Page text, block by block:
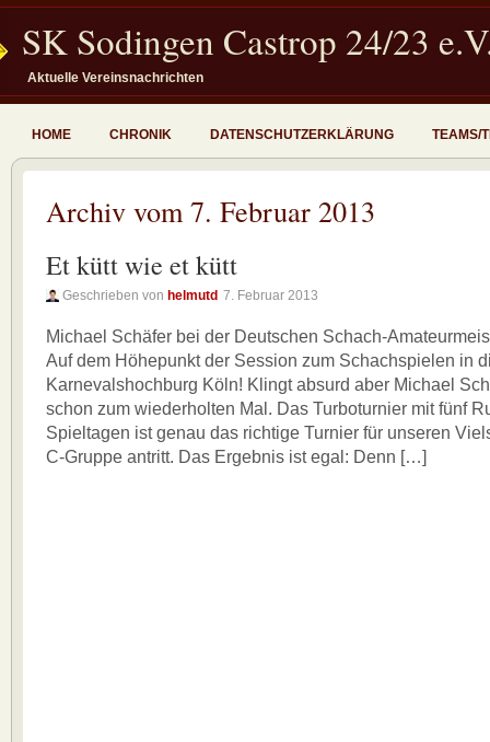
SK Sodingen Castrop 24/23
Aktuelle Vereinsnachrichten
HOME CHRONIK DATENSCHUTZERKLÄRUNG TEAMS/
Archiv vom 7. Februar 2013
Et kütt wie et kütt
Geschrieben von helmutd 7. Februar 2013
Michael Schäfer bei der Deutschen Schach-
Auf dem Höhepunkt der Session zum Schachspielen in
Karnevalshochburg Köln! Klingt absurd aber Michael
schon zum wiederholten Mal. Das Turboturnier mit fünf
Spieltagen ist genau das richtige Turnier für unseren
C-Gruppe antritt. Das Ergebnis ist egal: Denn […]